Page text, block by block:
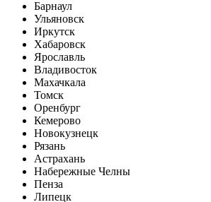
Барнаул
Ульяновск
Иркутск
Хабаровск
Ярославль
Владивосток
Махачкала
Томск
Оренбург
Кемерово
Новокузнецк
Рязань
Астрахань
Набережные Челны
Пенза
Липецк